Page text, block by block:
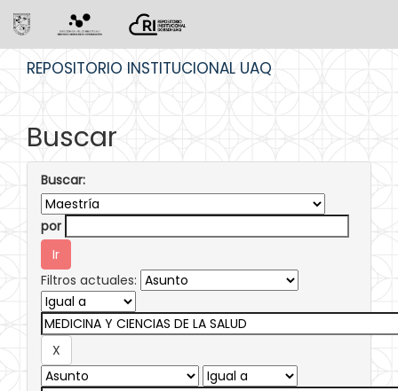
REPOSITORIO INSTITUCIONAL UAQ
Buscar
Buscar:
por
Filtros actuales: